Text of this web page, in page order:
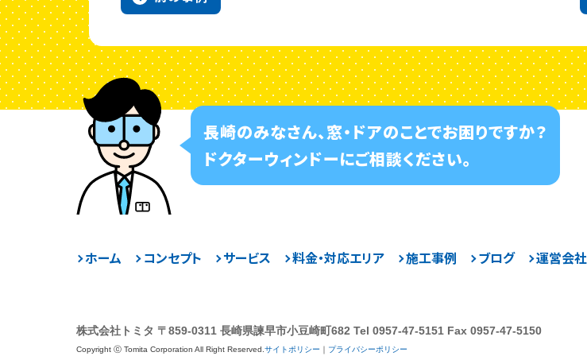
長崎のみなさん、窓・ドアのことでお困りですか？
ドクターウィンドーにご相談ください。
ホーム コンセプト サービス 料金・対応エリア 施工事例 ブログ 運営会社
株式会社トミタ 〒859-0311 長崎県諫早市小豆崎町682 Tel 0957-47-5151 Fax 0957-47-5150
Copyright ⓒ Tomita Corporation All Right Reserved. サイトポリシー ｜ プライバシーポリシー